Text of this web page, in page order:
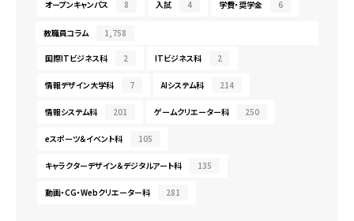
オープンキャンパス 8 入試 4 学費・奨学金 6
教職員コラム 1,758
国際ITビジネス科 2 ITビジネス科 2
情報デザイン大学科 7 AIシステム科 214
情報システム科 201 ゲームクリエーター科 250
eスポーツ＆イベント科 105
キャラクターデザイン＆デジタルアート科 135
動画・CG・Webクリエーター科 281